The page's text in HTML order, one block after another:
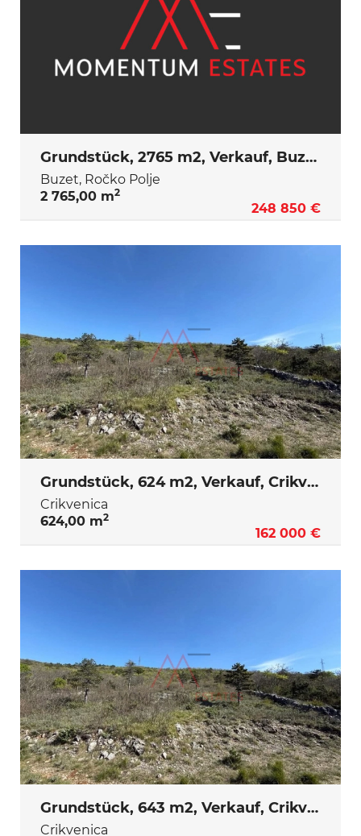
Grundstück, 2765 m2, Verkauf, Buzet - Ročko Polje
Buzet, Ročko Polje
2 765,00 m2
248 850 €
Grundstück, 624 m2, Verkauf, Crikvenica
Crikvenica
624,00 m2
162 000 €
Grundstück, 643 m2, Verkauf, Crikvenica
Crikvenica